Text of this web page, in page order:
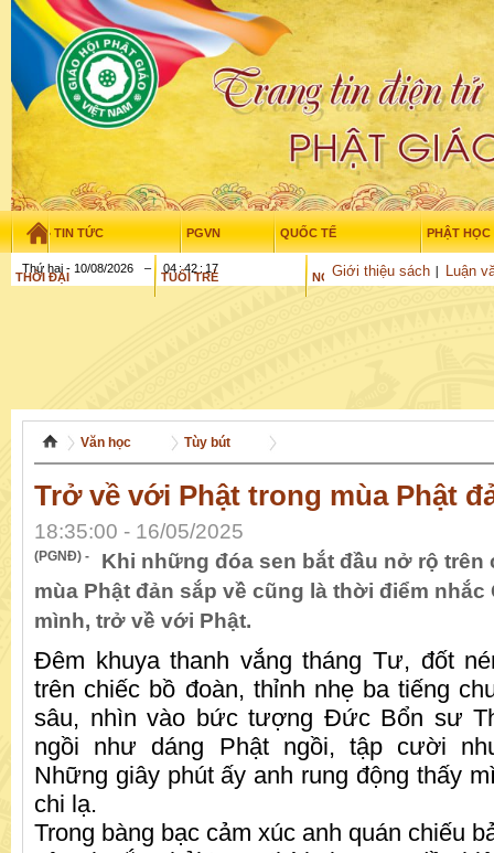
TIN TỨC PGVN QUỐC TẾ PHẬT HỌC
THỜI ĐẠI TUỔI TRẺ NGHIÊN CỨU
Giới thiệu sách Luận
Thứ hai - 10/08/2026 – 04 :42 : 18
Văn học Tùy bút
Trở về với Phật trong mùa Phật
18:35:00 - 16/05/2025
(PGNĐ) -
Khi những đóa sen bắt đầu nở rộ trên
mùa Phật đản sắp về cũng là thời điểm
mình, trở về với Phật.
Đêm khuya thanh vắng tháng Tư, đốt
trên chiếc bồ đoàn, thỉnh nhẹ ba tiếng
sâu, nhìn vào bức tượng Đức Bổn sư
ngồi như dáng Phật ngồi, tập cười
Những giây phút ấy anh rung động thấy
chi lạ.
Trong bàng bạc cảm xúc anh quán chiếu